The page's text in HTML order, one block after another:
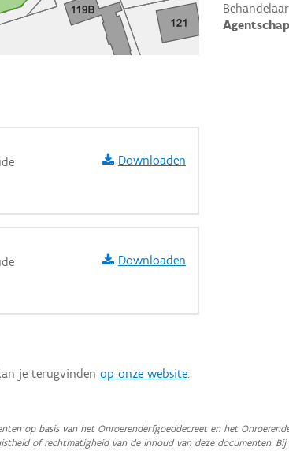
Behandelaar
Downloaden
Downloaden
je terugvindenop onze website.
op basis van het Onroerenderfgoeddecreet en het
of rechtmatigheid van de inhoud van deze documenten.